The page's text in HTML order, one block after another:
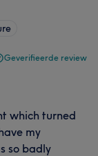
Geverifieerde review
which turned
my
so badly